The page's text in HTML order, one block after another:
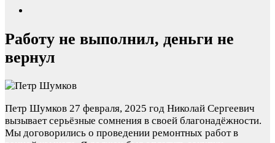
Работу не выполнил, деньги не
вернул
Петр Шумков 27 февраля, 2025 год Николай Сергеевич
вызывает серьёзные сомнения в своей благонадёжности.
Мы договорились о проведении ремонтных работ в